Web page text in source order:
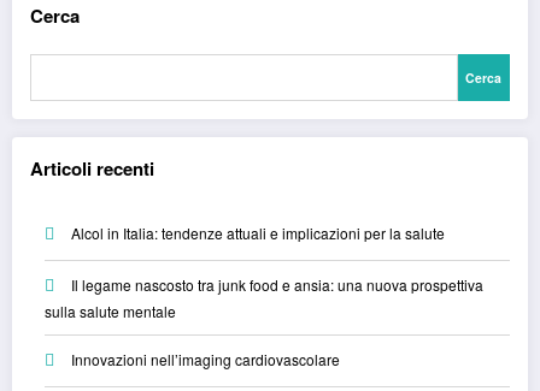
Cerca
Cerca
Articoli recenti
Alcol in Italia: tendenze attuali e implicazioni per la salute
Il legame nascosto tra junk food e ansia: una nuova prospettiva
sulla salute mentale
Innovazioni nell’imaging cardiovascolare